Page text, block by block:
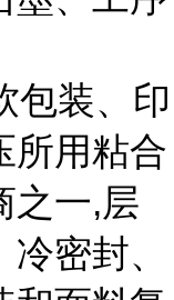
包装、印
所用粘合
之一,层
密封、